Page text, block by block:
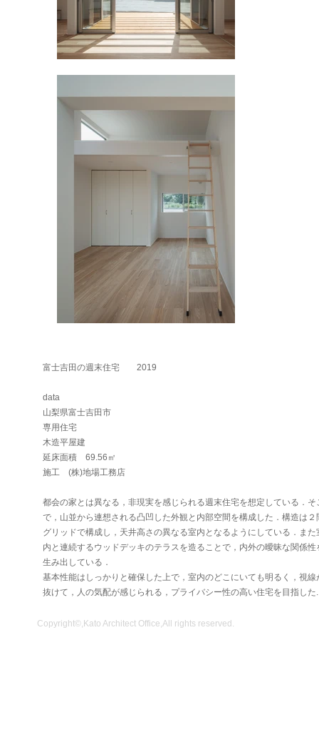
富士吉田の週末住宅 2019
data
山梨県富士吉田市
専用住宅
木造平屋建
延床面積 69.56㎡
施工 (株)地場工務店
都会の家とは異なる， 非現実を感じられる週末住宅を想定している．そ
で， 山並から連想される凸凹した外観と内部空間を構成した． 構造は２
グリッドで構成し，天井高さの異なる室内となるようにしている．また
内と連続するウッドデッキのテラスを造ることで，内外の曖昧な関係性
生み出している．
基本性能はしっかりと確保した上で，室内のどこにいても明るく，視線
抜けて，人の気配が感じられる，プライバシー性の高い住宅を目指した.
Copyright©,Kato Architect Office,All rights reserved.